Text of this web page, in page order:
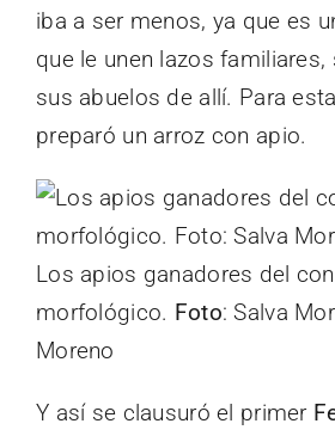
iba a ser menos, ya que es
que le unen lazos
sus abuelos de allí. Para
preparó un arroz con apio.
Los apios ganadores del
morfológico. Foto: Salva
Moreno
Y así se clausuró el primer